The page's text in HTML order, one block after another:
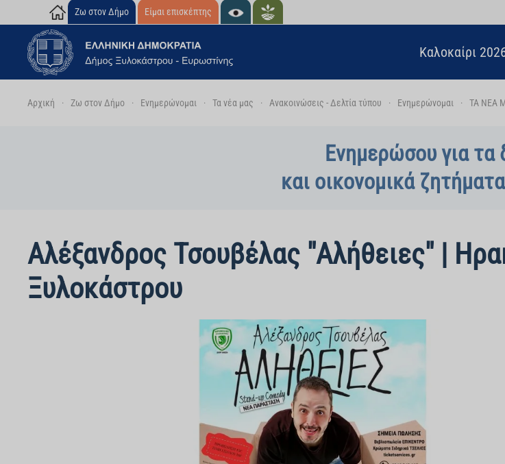
Skip to main content
Ζω στον Δήμο Είμαι επισκέπτης
Καλοκαίρι
Αρχική Ζω στον Δήμο Ενημερώνομαι Τα νέα μας Ανακοινώσεις - Δελτία τύπου Ενημερώνομαι ΤΑ ΝΕΑ
Ενημερώσου για τα
και οικονομικά
Αλέξανδρος Τσουβέλας "Αλήθειες" |
Ξυλοκάστρου